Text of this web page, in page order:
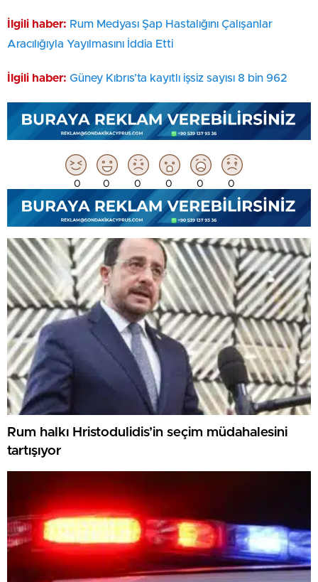
İlgili haber: Rum Medyası Şap Hastalığını Çalışanlar
Aracılığıyla Yayılmasını İddia Etti
İlgili haber: Güney Kıbrıs’ta kayıtlı işsiz sayısı 8 bin 962
0 0 0 0 0 0
Rum halkı Hristodulidis’in seçim müdahalesini
tartışıyor